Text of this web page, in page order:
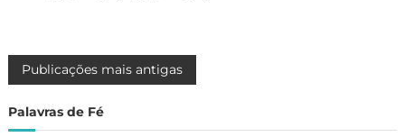
N
a
Publicações mais antigas
Palavras de Fé